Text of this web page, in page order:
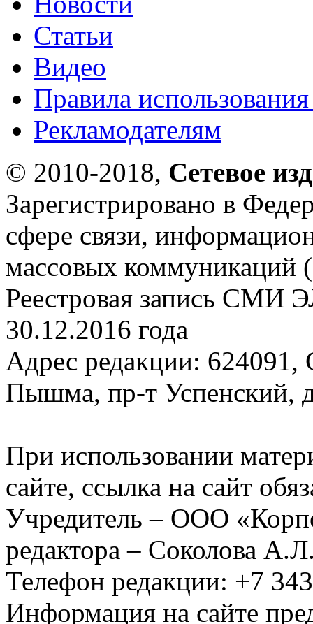
Статьи
Видео
Правила
Рекламодателям
© 2010-2018, Сетевое
Зарегистрировано в
сфере связи,
массовых коммуникаций
Реестровая запись СМИ
30.12.2016 года
Адрес редакции: 624091,
Пышма, пр-т Успенский,
При использовании
сайте, ссылка на сайт
Учредитель – ООО
редактора – Соколова
Телефон редакции: +7
Информация на сайте